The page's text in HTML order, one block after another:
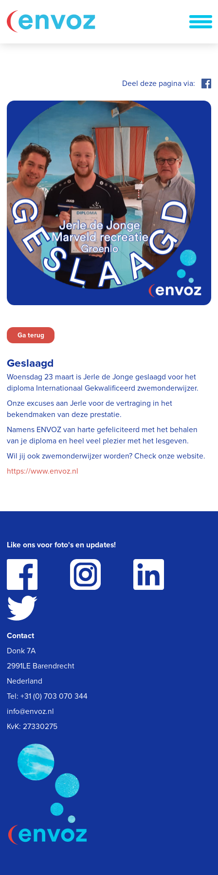
Ga terug
Geslaagd
Woensdag 23 maart is Jerle de Jonge geslaagd voor het
diploma Internationaal Gekwalificeerd zwemonderwijzer.
Onze excuses aan Jerle voor de vertraging in het
bekendmaken van deze prestatie.
Namens ENVOZ van harte gefeliciteerd met het behalen
van je diploma en heel veel plezier met het lesgeven.
Wil jij ook zwemonderwijzer worden? Check onze website.
https://www.envoz.nl
Like ons voor foto's en updates!
Contact
Donk 7A
2991LE Barendrecht
Nederland
Tel:+31 (0) 703 070 344
info@envoz.nl
KvK: 27330275